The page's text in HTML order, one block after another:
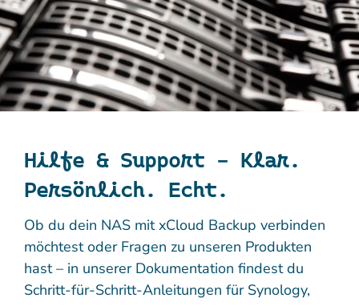
Hilfe & Support – Klar.
Persönlich. Echt.
Ob du dein NAS mit xCloud Backup verbinden
möchtest oder Fragen zu unseren Produkten
hast – in unserer Dokumentation findest du
Schritt-für-Schritt-Anleitungen für Synology,